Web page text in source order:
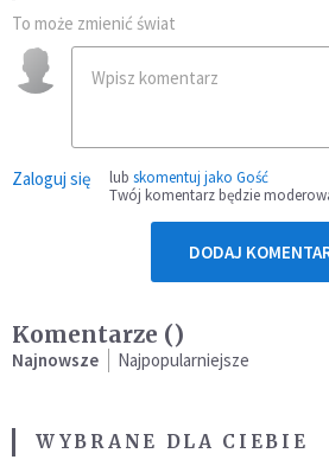
To może zmienić świat
Zaloguj się lub skomentuj jako Gość
Twój komentarz będzie
DODAJ
Komentarze ()
Najnowsze Najpopularniejsze
WYBRANE DLA CIEBIE